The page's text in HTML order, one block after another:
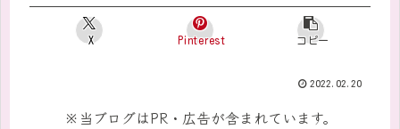
X Pinterest コピー
2022.02.20
※当ブログはPR・広告が含まれています。